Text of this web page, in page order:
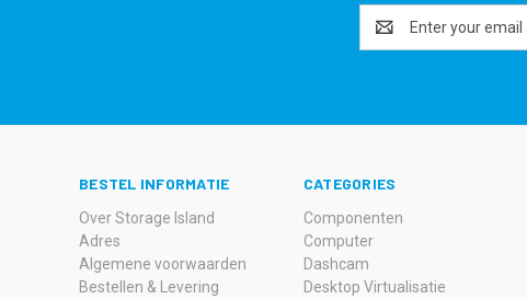
Address
BESTEL INFORMATIE
Over Storage Island
Adres
Algemene voorwaarden
Bestellen & Levering
CATEGORIES
Componenten
Computer
Dashcam
Desktop Virtualisatie